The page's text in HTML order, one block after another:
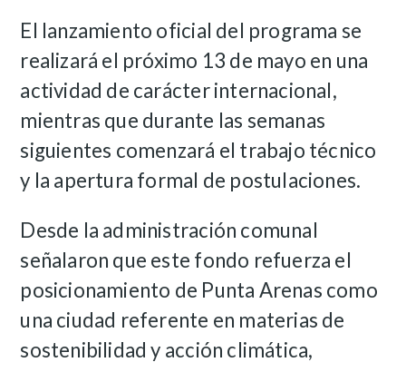
El lanzamiento oficial del programa se
realizará el próximo 13 de mayo en una
actividad de carácter internacional,
mientras que durante las semanas
siguientes comenzará el trabajo técnico
y la apertura formal de postulaciones.
Desde la administración comunal
señalaron que este fondo refuerza el
posicionamiento de Punta Arenas como
una ciudad referente en materias de
sostenibilidad y acción climática,